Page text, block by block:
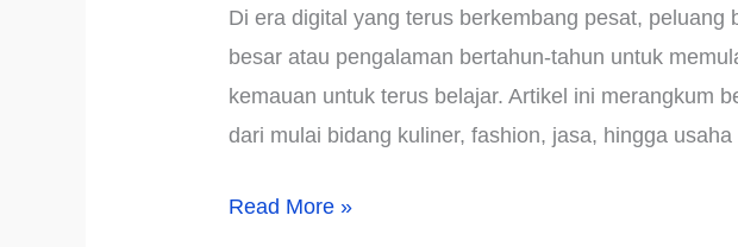
Di era digital yang terus berkembang pesat,
besar atau pengalaman bertahun-tahun untuk
kemauan untuk terus belajar. Artikel ini merangkum
dari mulai bidang kuliner, fashion, jasa, hingga
Contoh
Read More »